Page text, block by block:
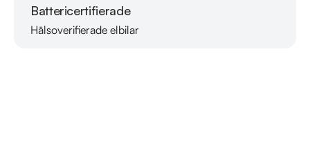
Battericertifierade
Hälsoverifierade elbilar
Läs mer om oss